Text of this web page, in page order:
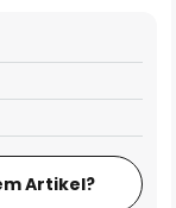
Artikel?